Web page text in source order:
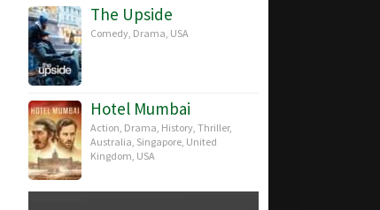
The Upside
Comedy, Drama, USA
Hotel Mumbai
Action, Drama, History, Thriller,
Australia, Singapore, United
Kingdom, USA